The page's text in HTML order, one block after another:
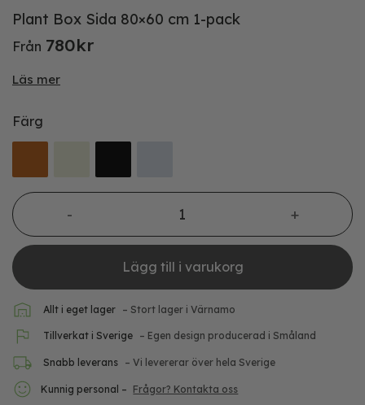
Plant Box Sida 80×60 cm 1-pack
Från 780kr
Läs mer
Färg
Plant Box Sida 80x60 cm 1-pack mängd
Lägg till i varukorg
Allt i eget lager – Stort lager i Värnamo
Tillverkat i Sverige – Egen design producerad i Småland
Snabb leverans – Vi levererar över hela Sverige
Kunnig personal – Frågor? Kontakta oss